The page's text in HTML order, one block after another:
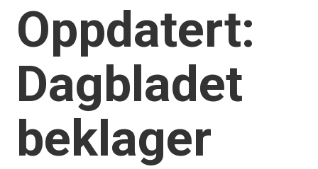
Oppdatert:
Dagbladet
beklager